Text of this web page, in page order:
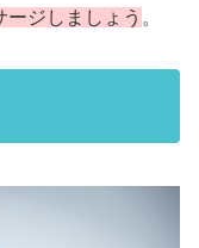
ジしましょう 。